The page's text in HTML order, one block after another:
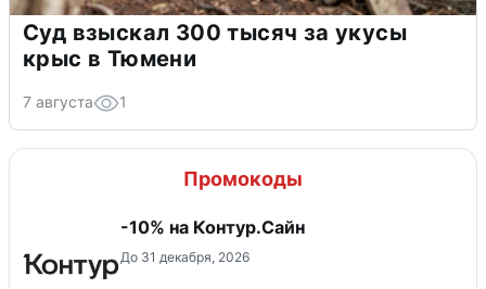
Суд взыскал 300 тысяч за укусы
крыс в Тюмени
7 августа 1
Промокоды
-10% на Контур.Сайн
До 31 декабря, 2026